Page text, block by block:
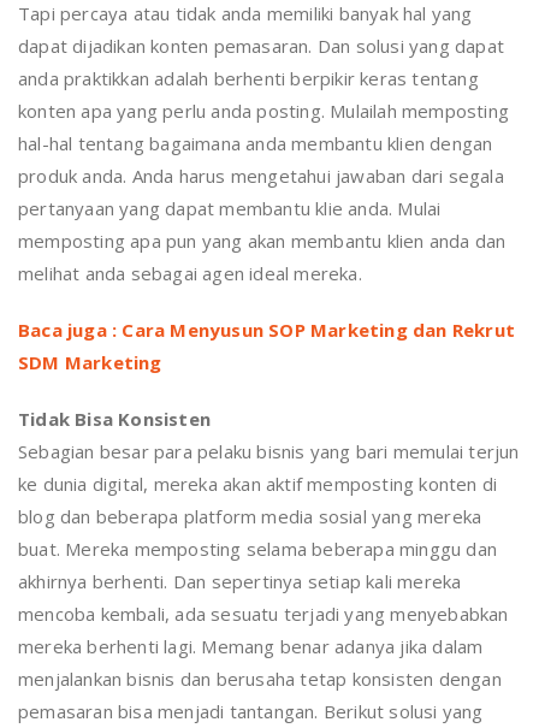
Tapi percaya atau tidak anda memiliki banyak hal yang
dapat dijadikan konten pemasaran. Dan solusi yang dapat
anda praktikkan adalah berhenti berpikir keras tentang
konten apa yang perlu anda posting. Mulailah memposting
hal-hal tentang bagaimana anda membantu klien dengan
produk anda. Anda harus mengetahui jawaban dari segala
pertanyaan yang dapat membantu klie anda. Mulai
memposting apa pun yang akan membantu klien anda dan
melihat anda sebagai agen ideal mereka.
Baca juga : Cara Menyusun SOP Marketing dan Rekrut
SDM Marketing
Tidak Bisa Konsisten
Sebagian besar para pelaku bisnis yang bari memulai terjun
ke dunia digital, mereka akan aktif memposting konten di
blog dan beberapa platform media sosial yang mereka
buat. Mereka memposting selama beberapa minggu dan
akhirnya berhenti. Dan sepertinya setiap kali mereka
mencoba kembali, ada sesuatu terjadi yang menyebabkan
mereka berhenti lagi. Memang benar adanya jika dalam
menjalankan bisnis dan berusaha tetap konsisten dengan
pemasaran bisa menjadi tantangan. Berikut solusi yang